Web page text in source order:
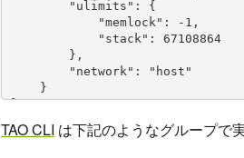
}
TAO CLI は下記のようなグループで